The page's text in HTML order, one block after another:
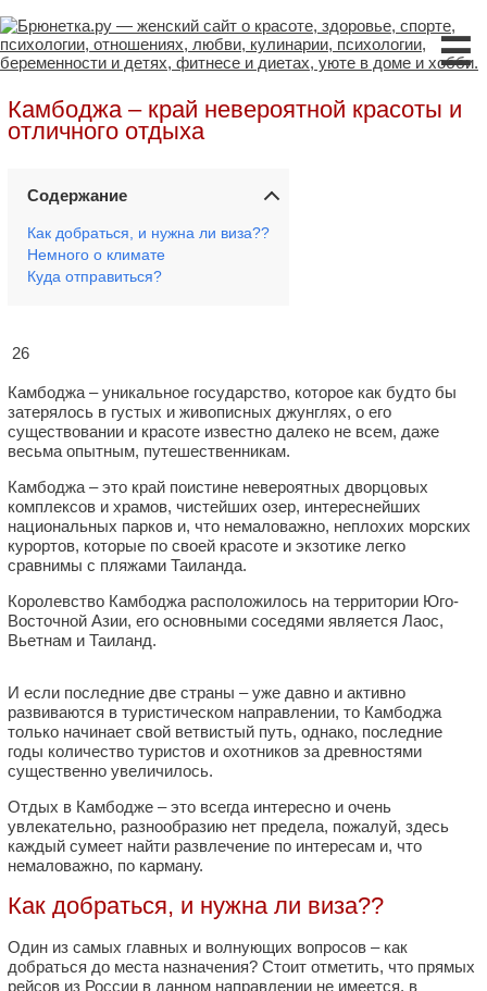
☰
Камбоджа – край невероятной красоты и
отличного отдыха
Содержание
Как добраться, и нужна ли виза??
Немного о климате
Куда отправиться?
26
Камбоджа – уникальное государство, которое как будто бы
затерялось в густых и живописных джунглях, о его
существовании и красоте известно далеко не всем, даже
весьма опытным, путешественникам.
Камбоджа – это край поистине невероятных дворцовых
комплексов и храмов, чистейших озер, интереснейших
национальных парков и, что немаловажно, неплохих морских
курортов, которые по своей красоте и экзотике легко
сравнимы с пляжами Таиланда.
Королевство Камбоджа расположилось на территории Юго-
Восточной Азии, его основными соседями является Лаос,
Вьетнам и Таиланд.
И если последние две страны – уже давно и активно
развиваются в туристическом направлении, то Камбоджа
только начинает свой ветвистый путь, однако, последние
годы количество туристов и охотников за древностями
существенно увеличилось.
Отдых в Камбодже – это всегда интересно и очень
увлекательно, разнообразию нет предела, пожалуй, здесь
каждый сумеет найти развлечение по интересам и, что
немаловажно, по карману.
Как добраться, и нужна ли виза??
Один из самых главных и волнующих вопросов – как
добраться до места назначения? Стоит отметить, что прямых
рейсов из России в данном направлении не имеется, в